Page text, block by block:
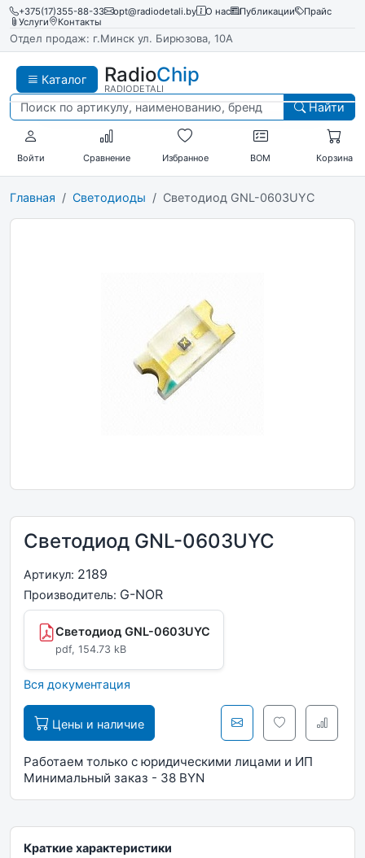
+375(17)355-88-33 opt@radiodetali.by О нас Публикации
Прайс
Услуги
Контакты
Отдел продаж: г.Минск ул. Бирюзова, 10А
Каталог RadioChip
RADIODETALI
Найти
Войти Сравнение Избранное BOM Корзина
Главная Светодиоды Светодиод GNL-0603UYC
Светодиод GNL-0603UYC
Артикул: 2189
Производитель: G-NOR
Светодиод GNL-0603UYC
pdf, 154.73 kB
Вся документация
Цены и наличие
Работаем только с юридическими лицами и ИП
Минимальный заказ - 38 BYN
Краткие характеристики